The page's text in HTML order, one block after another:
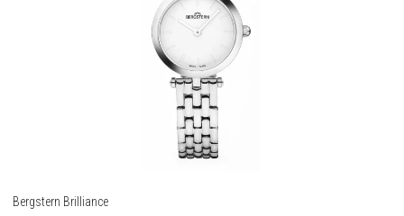
Bergstern Brilliance